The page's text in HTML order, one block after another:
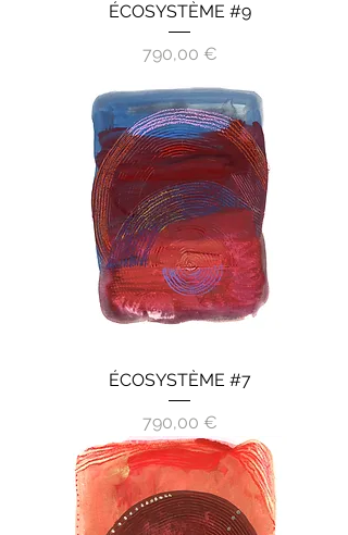
ÉCOSYSTÈME #9
Prix
790,00 €
ÉCOSYSTÈME #7
Prix
790,00 €